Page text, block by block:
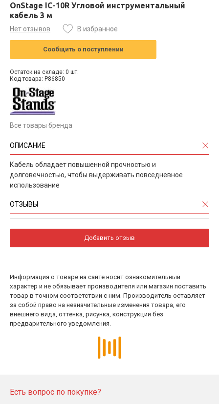
OnStage IC-10R Угловой инструментальный
кабель 3 м
Нет отзывов В избранное
Сообщить о поступлении
Остаток на складе: 0 шт.
Код товара: P86850
Все товары бренда
ОПИСАНИЕ
Кабель обладает повышенной прочностью и
долговечностью, чтобы выдерживать повседневное
использование
ОТЗЫВЫ
Добавить отзыв
Информация о товаре на сайте носит ознакомительный
характер и не обязывает производителя или магазин поставить
товар в точном соответствии с ним. Производитель оставляет
за собой право на незначительные изменения товара, его
внешнего вида, оттенка, рисунка, конструкции без
предварительного уведомления.
Есть вопрос по покупке?